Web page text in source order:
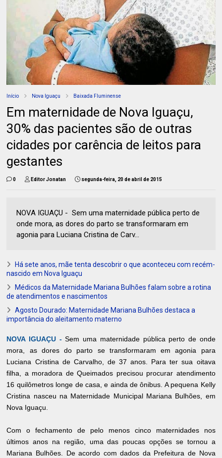
Início Nova Iguaçu Baixada Fluminense
Em maternidade de Nova Iguaçu,
30% das pacientes são de outras
cidades por carência de leitos para
gestantes
0 Editor Jonatan segunda-feira, 20 de abril de 2015
NOVA IGUAÇU - Sem uma maternidade pública perto de
onde mora, as dores do parto se transformaram em
agonia para Luciana Cristina de Carv...
Há sete anos, mãe tenta descobrir o que aconteceu com recém-
nascido em Nova Iguaçu
Médicos da Maternidade Mariana Bulhões falam sobre a rotina
de atendimentos e nascimentos
Agosto Dourado: Maternidade Mariana Bulhões destaca a
importância do aleitamento materno
NOVA IGUAÇU -Sem uma maternidade pública perto de onde
mora, as dores do parto se transformaram em agonia para
Luciana Cristina de Carvalho, de 37 anos. Para ter sua oitava
filha, a moradora de Queimados precisou procurar atendimento
16 quilômetros longe de casa, e ainda de ônibus. A pequena Kelly
Cristina nasceu na Maternidade Municipal Mariana Bulhões, em
Nova Iguaçu.
Com o fechamento de pelo menos cinco maternidades nos
últimos anos na região, uma das poucas opções se tornou a
Mariana Bulhões. De acordo com dados da Prefeitura de Nova